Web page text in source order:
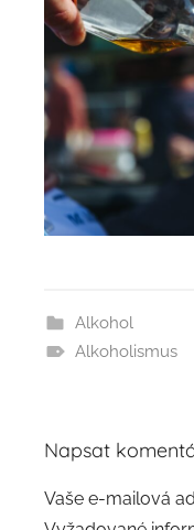
Alkohol
Alkoholismus
Napsat
Vaše e-mailová